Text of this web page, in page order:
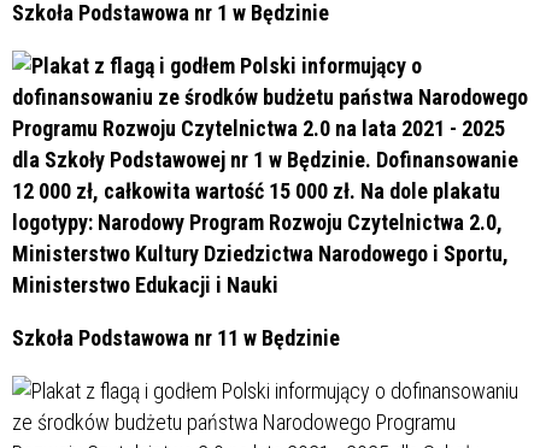
Szkoła Podstawowa nr 1 w Będzinie
Szkoła Podstawowa nr 11 w Będzinie